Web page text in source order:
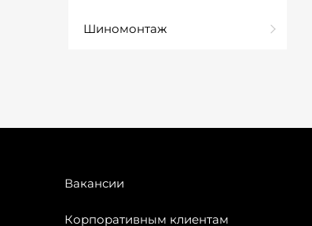
Шиномонтаж
Вакансии
Корпоративным клиентам